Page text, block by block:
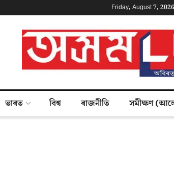
Friday, August 7, 2026
ভাৰত বিশ্ব ৰাজনীতি সমীক্ষণ